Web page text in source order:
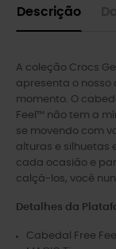
Descrição
A coleção Crocs
apresenta o nosso
momento. O
Feel™ não tem a
se movendo com
alturas e silhuetas
cada ocasião e
calçá-los, você
Detalhes da
Cabedal Free